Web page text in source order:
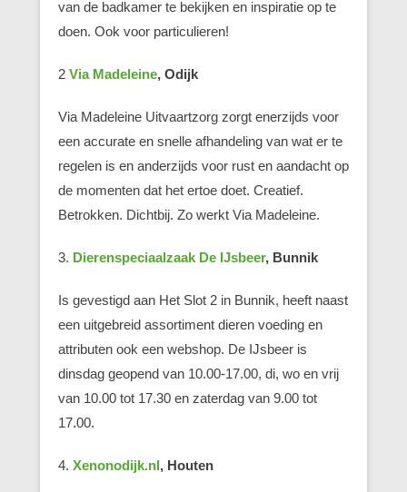
van de badkamer te bekijken en inspiratie op te
doen. Ook voor particulieren!
2 Via Madeleine, Odijk
Via Madeleine Uitvaartzorg zorgt enerzijds voor
een accurate en snelle afhandeling van wat er te
regelen is en anderzijds voor rust en aandacht op
de momenten dat het ertoe doet. Creatief.
Betrokken. Dichtbij. Zo werkt Via Madeleine.
3. Dierenspeciaalzaak De IJsbeer, Bunnik
Is gevestigd aan Het Slot 2 in Bunnik, heeft naast
een uitgebreid assortiment dieren voeding en
attributen ook een webshop. De IJsbeer is
dinsdag geopend van 10.00-17.00, di, wo en vrij
van 10.00 tot 17.30 en zaterdag van 9.00 tot
17.00.
4. Xenonodijk.nl, Houten